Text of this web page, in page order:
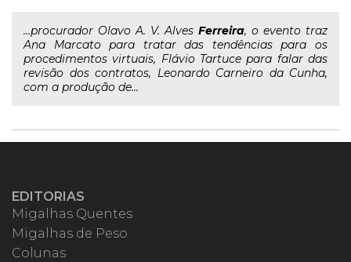
...procurador Olavo A. V. Alves Ferreira, o evento traz
Ana Marcato para tratar das tendências para os
procedimentos virtuais, Flávio Tartuce para falar das
revisão dos contratos, Leonardo Carneiro da Cunha,
com a produção de...
EDITORIAS
Migalhas Quentes
Migalhas de Peso
Colunas